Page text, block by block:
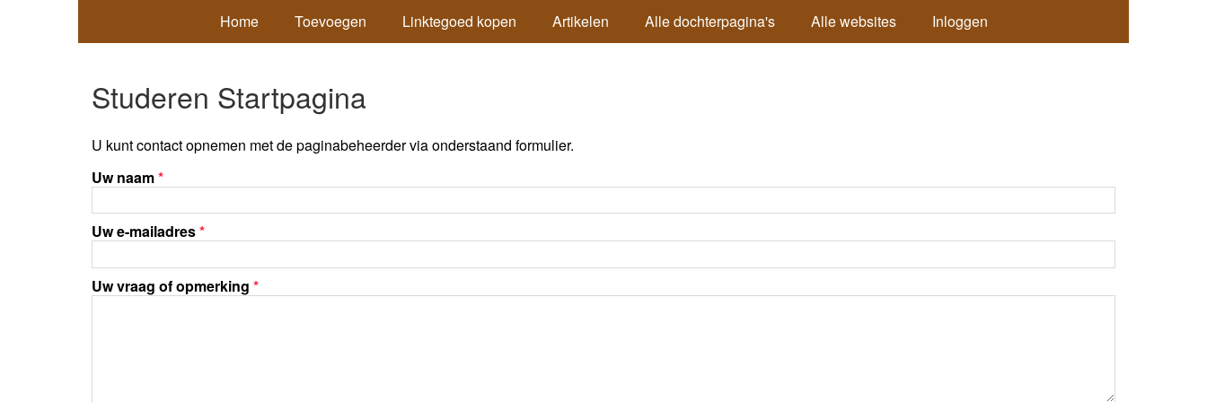
Home Toevoegen Linktegoed kopen Artikelen Alle dochterpagina's Alle websites Inloggen
Studeren Startpagina
U kunt contact opnemen met de paginabeheerder via onderstaand formulier.
Uw naam*
Uw e-mailadres*
Uw vraag of opmerking *